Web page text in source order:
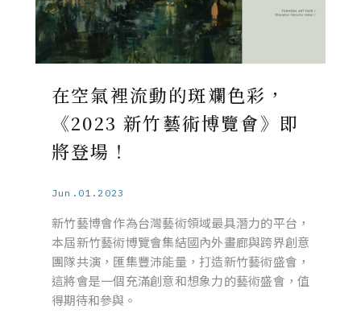
在空氣裡流動的斑斕色彩，
《2023 新竹藝術博覽會》即
將登場！
Jun.01.2023
新竹藝博會作為台灣藝術領域最具潛力的平台，
本屆新竹藝術博覽會集結國內外畫廊與跨界創意
團隊共演，匯集豐沛能量，打造新竹藝術盛會，
這將會是一個充滿創意和想象力的藝術盛會，值
得期待和參與。